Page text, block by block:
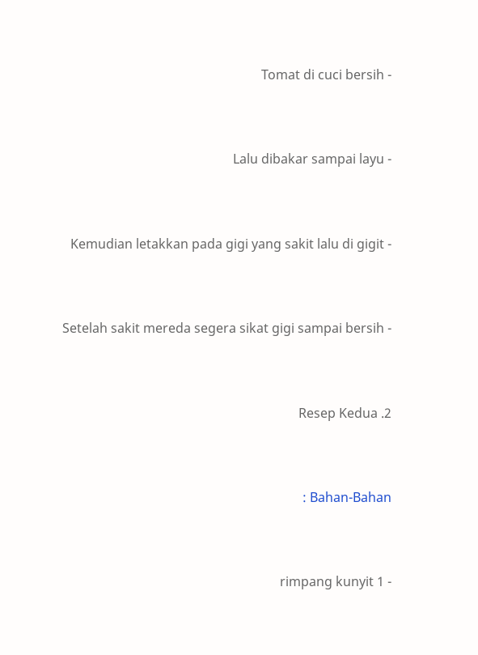
- Tomat di cuci bersih
- Lalu dibakar sampai layu
- Kemudian letakkan pada gigi yang sakit lalu di gigit
- Setelah sakit mereda segera sikat gigi sampai bersih
2. Resep Kedua
Bahan-Bahan :
- 1 rimpang kunyit